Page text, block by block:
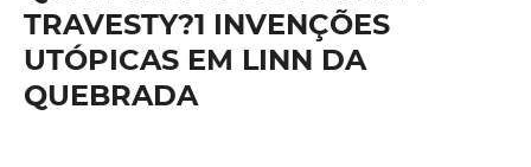
TRAVESTY?1 INVENÇÕES
UTÓPICAS EM LINN DA
QUEBRADA